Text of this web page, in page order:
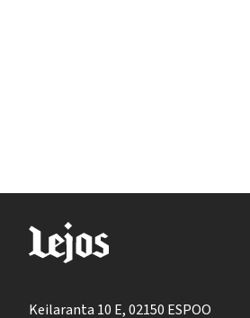
Keilaranta 10 E, 02150 ESPOO